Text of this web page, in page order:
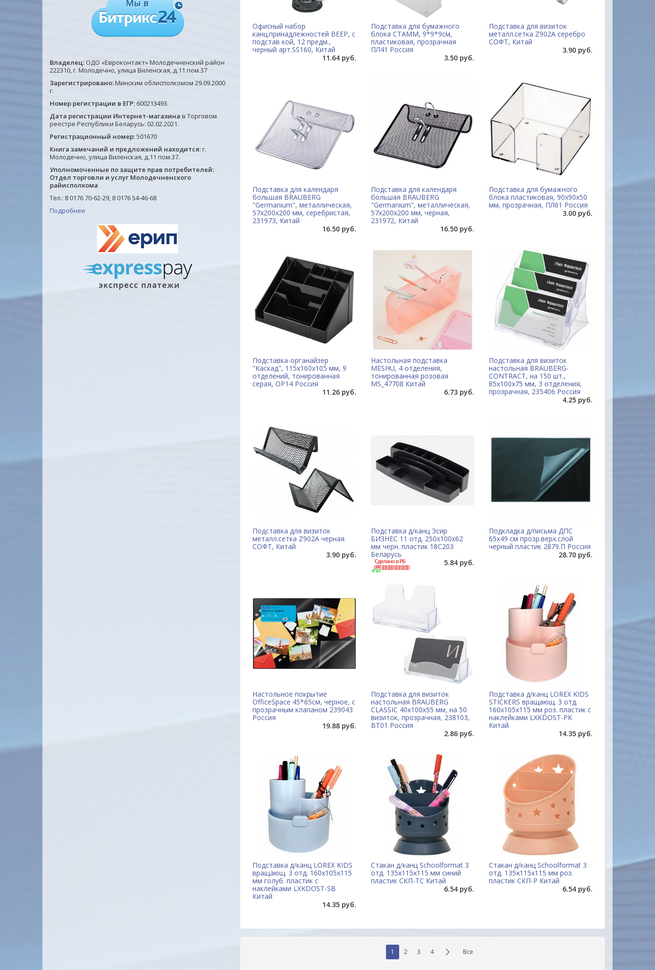
Владелец: ОДО «Евроконтакт» Молодечненский район
222310, г. Молодечно, улица Виленская, д.11 пом.37
Зарегистрировано:Минским облисполкомом 29.09.2000
г.
Номер регистрации в ЕГР: 600213493.
Дата регистрации Интернет-магазина в Торговом
реестре Республики Беларусь: 02.02.2021.
Регистрационный номер:501670
Книга замечаний и предложений находится:г.
Молодечно, улица Виленская, д.11 пом.37.
Уполномоченные по защите прав потребителей:
Отдел торговли и услуг Молодечненского
райисполкома
Тел.: 8 0176 70-62-29, 8 0176 54-46-68
Подробнее
Офисный набор
канц.принадлежностей ВЕЕР, с
подстав кой, 12 предм.,
черный арт.SS160, Китай
11.64 руб.
Подставка для бумажного
блока СТАММ, 9*9*9см,
пластиковая, прозрачная
ПЛ41 Россия
3.50 руб.
Подставка для визиток
металл.сетка Z902A серебро
СОФТ, Китай
3.90 руб.
Подставка для календаря
большая BRAUBERG
"Germanium", металлическая,
57х200х200 мм, серебристая,
231973, Китай
16.50 руб.
Подставка для календаря
большая BRAUBERG
"Germanium", металлическая,
57х200х200 мм, черная,
231972, Китай
16.50 руб.
Подставка для бумажного
блока пластиковая, 90х90х50
мм, прозрачная, ПЛ61 Россия
3.00 руб.
Подставка-органайзер
"Каскад", 115х160х105 мм, 9
отделений, тонированная
серая, ОР14 Россия
11.26 руб.
Настольная подставка
MESHU, 4 отделения,
тонированная розовая
MS_47708 Китай
6.73 руб.
Подставка для визиток
настольная BRAUBERG-
CONTRACT, на 150 шт.,
85х100х75 мм, 3 отделения,
прозрачная, 235406 Россия
4.25 руб.
Подставка для визиток
металл.сетка Z902A черная
СОФТ, Китай
3.90 руб.
Подставка д/канц Эсир
БИЗНЕС 11 отд. 250х100х62
мм черн. пластик 18С203
Беларусь
5.84 руб.
Подкладка д/письма ДПС
65х49 см прозр.верх.слой
черный пластик 2879.П Россия
28.70 руб.
Настольное покрытие
OfficeSpace 45*65см, черное, с
прозрачным клапаном 239043
Россия
19.88 руб.
Подставка для визиток
настольная BRAUBERG
CLASSIC 40х100х55 мм, на 50
визиток, прозрачная, 238103,
ВТ01 Россия
2.86 руб.
Подставка д/канц LOREX KIDS
STICKERS вращающ. 3 отд.
160х105х115 мм роз. пластик с
наклейками LXKDOST-PK
Китай
14.35 руб.
Подставка д/канц LOREX KIDS
вращающ. 3 отд. 160х105х115
мм голуб. пластик с
наклейками LXKDOST-SB
Китай
14.35 руб.
Стакан д/канц Schoolformat 3
отд. 135х115х115 мм синий
пластик СКП-ТС Китай
6.54 руб.
Стакан д/канц Schoolformat 3
отд. 135х115х115 мм роз.
пластик СКП-Р Китай
6.54 руб.
1 2 3 4 Все